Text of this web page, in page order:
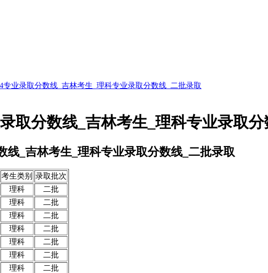
专业录取分数线_吉林考生_理科专业录取分数线_二批录取
取分数线_吉林考生_理科专业录取
线_吉林考生_理科专业录取分数线_二批录取
考生类别 录取批次
理科
二批
理科
二批
理科
二批
理科
二批
理科
二批
理科
二批
理科
二批